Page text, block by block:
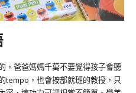
，爸爸媽媽千萬不要覺得孩子會聽
tempo，也會按部就班的教授，只